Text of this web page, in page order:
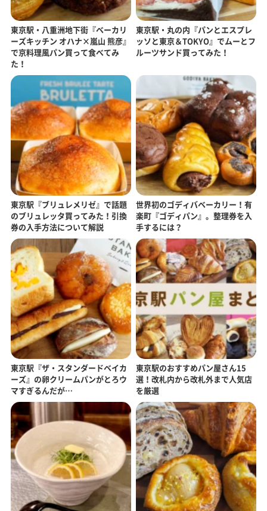
東京駅・八重洲地下街『ベーカリ
ーズキッチン オハナ×嵐山 熊彦』
で京料理風パン買って食べてみ
た！
東京駅・丸の内『パンとエスプレ
ッソと東京＆TOKYO』でムーとフ
ルーツサンド買ってみた！
東京駅『ブリュレメリゼ』で話題
のブリュレッタ買ってみた！引換
券の入手方法について解説
世界初のゴディバベーカリー！有
楽町『ゴディパン』。整理券を入
手するには？
東京駅『ザ・スタンダードベイカ
ーズ』の卵クリームパンがとろウ
マすぎるんだが…
東京駅のおすすめパン屋さん15
選！改札内から改札外まで人気店
を厳選